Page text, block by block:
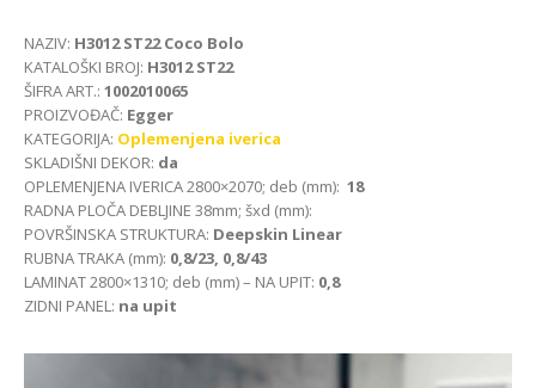
NAZIV: H3012 ST22 Coco Bolo
KATALOŠKI BROJ: H3012 ST22
ŠIFRA ART.: 1002010065
PROIZVOĐAČ: Egger
KATEGORIJA: Oplemenjena iverica
SKLADIŠNI DEKOR: da
OPLEMENJENA IVERICA 2800×2070; deb (mm): 18
RADNA PLOČA DEBLJINE 38mm; šxd (mm):
POVRŠINSKA STRUKTURA: Deepskin Linear
RUBNA TRAKA (mm): 0,8/23, 0,8/43
LAMINAT 2800×1310; deb (mm) – NA UPIT: 0,8
ZIDNI PANEL: na upit